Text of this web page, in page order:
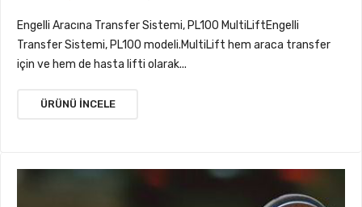
Engelli Aracına Transfer Sistemi, PL100 MultiLiftEngelli
Transfer Sistemi, PL100 modeli.MultiLift hem araca transfer
için ve hem de hasta lifti olarak...
ÜRÜNÜ İNCELE